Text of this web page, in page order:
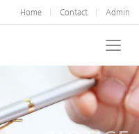
Home Contact Admin